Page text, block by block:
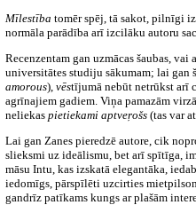
Mīlestība tomēr spēj, tā sakot, pilnīgi
normāla parādība arī izcilāku autoru
Recenzentam gan uzmācas šaubas,
universitātes studiju sākumam; lai gan
amorous), vēstījumā nebūt netrūkst arī
agrīnajiem gadiem. Viņa pamazām
neliekas pietiekami aptveŗošs (tas var
Lai gan Zanes pieredzē autore, cik
slieksmi uz ideālismu, bet arī spītīga,
māsu Intu, kas izskatā elegantāka,
iedomīgs, pārspīlēti uzcirties
gandrīz patīkams kungs ar plašām